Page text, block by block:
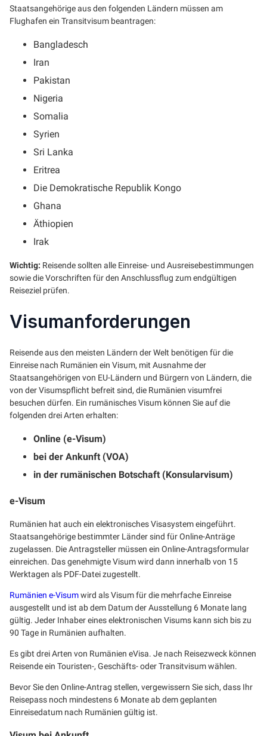
Staatsangehörige aus den folgenden Ländern müssen am
Flughafen ein Transitvisum beantragen:
Bangladesch
Iran
Pakistan
Nigeria
Somalia
Syrien
Sri Lanka
Eritrea
Die Demokratische Republik Kongo
Ghana
Äthiopien
Irak
Wichtig: Reisende sollten alle Einreise- und Ausreisebestimmungen
sowie die Vorschriften für den Anschlussflug zum endgültigen
Reiseziel prüfen.
Visumanforderungen
Reisende aus den meisten Ländern der Welt benötigen für die
Einreise nach Rumänien ein Visum, mit Ausnahme der
Staatsangehörigen von EU-Ländern und Bürgern von Ländern, die
von der Visumspflicht befreit sind, die Rumänien visumfrei
besuchen dürfen. Ein rumänisches Visum können Sie auf die
folgenden drei Arten erhalten:
Online (e-Visum)
bei der Ankunft (VOA)
in der rumänischen Botschaft (Konsularvisum)
e-Visum
Rumänien hat auch ein elektronisches Visasystem eingeführt.
Staatsangehörige bestimmter Länder sind für Online-Anträge
zugelassen. Die Antragsteller müssen ein Online-Antragsformular
einreichen. Das genehmigte Visum wird dann innerhalb von 15
Werktagen als PDF-Datei zugestellt.
Rumänien e-Visumwird als Visum für die mehrfache Einreise
ausgestellt und ist ab dem Datum der Ausstellung 6 Monate lang
gültig. Jeder Inhaber eines elektronischen Visums kann sich bis zu
90 Tage in Rumänien aufhalten.
Es gibt drei Arten von Rumänien eVisa. Je nach Reisezweck können
Reisende ein Touristen-, Geschäfts- oder Transitvisum wählen.
Bevor Sie den Online-Antrag stellen, vergewissern Sie sich, dass Ihr
Reisepass noch mindestens 6 Monate ab dem geplanten
Einreisedatum nach Rumänien gültig ist.